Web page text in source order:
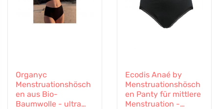
Organyc
Menstruationshösch
en aus Bio-
Baumwolle - ultra
Ecodis Anaé by
Menstruationshösch
en Panty für mittlere
Menstruation -